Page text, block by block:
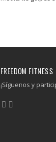
FREEDOM FITNESS
¡Síguenos y